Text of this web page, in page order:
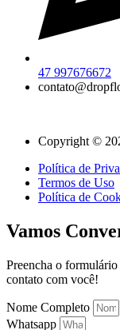
47 997676672
Copyright ©
Política de
Termos de Uso
Política de
Vamos
Preencha o
contato com você!
Nome Completo
Whatsapp